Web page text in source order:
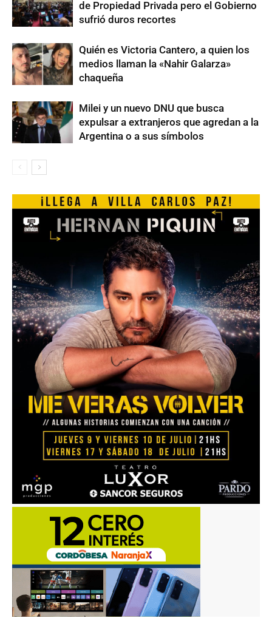
de Propiedad Privada pero el Gobierno
sufrió duros recortes
Quién es Victoria Cantero, a quien los
medios llaman la «Nahir Galarza»
chaqueña
Milei y un nuevo DNU que busca
expulsar a extranjeros que agredan a la
Argentina o a sus símbolos